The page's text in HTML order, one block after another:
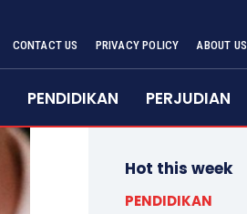
CONTACT US PRIVACY POLICY ABOUT US
PENDIDIKAN PERJUDIAN
Hot this week
PENDIDIKAN